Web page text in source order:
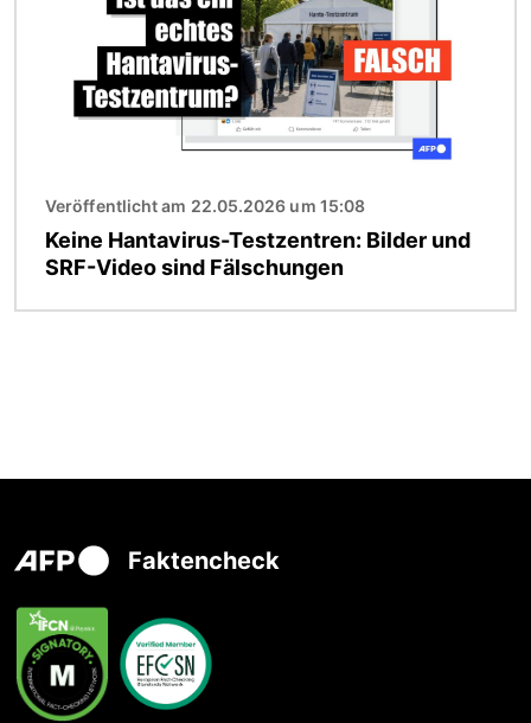
Veröffentlicht am 22.05.2026 um 15:08
Keine Hantavirus-Testzentren: Bilder und
SRF-Video sind Fälschungen
Faktencheck